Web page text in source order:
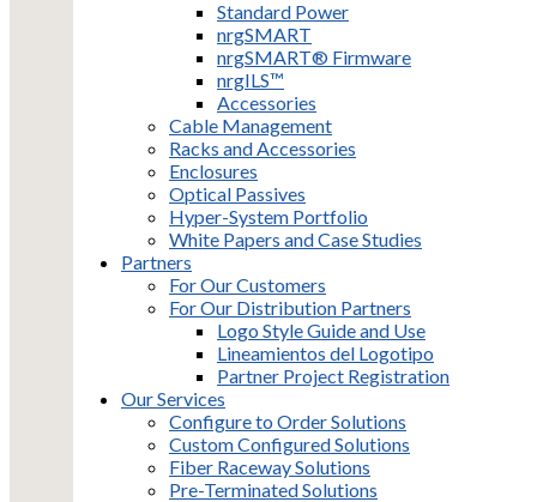
Standard Power
nrgSMART
nrgSMART® Firmware
nrgILS™
Accessories
Cable Management
Racks and Accessories
Enclosures
Optical Passives
Hyper-System Portfolio
White Papers and Case Studies
Partners
For Our Customers
For Our Distribution Partners
Logo Style Guide and Use
Lineamientos del Logotipo
Partner Project Registration
Our Services
Configure to Order Solutions
Custom Configured Solutions
Fiber Raceway Solutions
Pre-Terminated Solutions